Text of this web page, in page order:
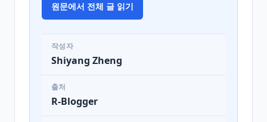
원문에서 전체 글 읽기
작성자
Shiyang Zheng
출처
R-Blogger